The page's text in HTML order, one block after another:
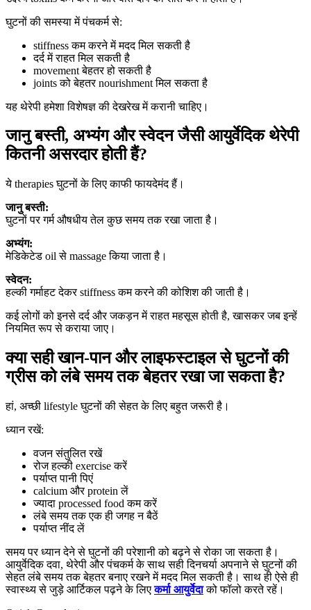
घुटनों की समस्या में पंचकर्म से:
stiffness कम करने में मदद मिल सकती है
दर्द में राहत मिल सकती है
movement बेहतर हो सकती है
joints को बेहतर nourishment मिल सकता है
यह थेरेपी हमेशा विशेषज्ञ की देखरेख में करानी चाहिए।
जानु बस्ती, अभ्यंग और स्वेदन जैसी आयुर्वेदिक थेरेपी
कितनी असरदार होती हैं?
ये therapies घुटनों के लिए काफी फायदेमंद हैं।
जानु बस्ती:
घुटनों पर गर्म औषधीय तेल कुछ समय तक रखा जाता है।
अभ्यंग:
मेडिकेटेड oil से massage किया जाता है।
स्वेदन:
हल्की गर्माहट देकर stiffness कम करने की कोशिश की जाती है।
कई लोगों को इनसे दर्द और जकड़न में राहत महसूस होती है, खासकर जब इन्हें
नियमित रूप से कराया जाए।
क्या सही खान-पान और लाइफस्टाइल से घुटनों की
ग्रीस को लंबे समय तक बेहतर रखा जा सकता है?
हां, अच्छी lifestyle घुटनों की सेहत के लिए बहुत जरूरी है।
ध्यान रखें:
वजन संतुलित रखें
रोज हल्की exercise करें
पर्याप्त पानी पिएं
calcium और protein लें
ज्यादा processed food कम करें
लंबे समय तक एक ही जगह न बैठें
पर्याप्त नींद लें
समय पर ध्यान देने से घुटनों की परेशानी को बढ़ने से रोका जा सकता है।
आयुर्वेदिक दवा, थेरेपी और पंचकर्म के साथ सही दिनचर्या अपनाने से घुटनों की
सेहत लंबे समय तक बेहतर बनाए रखने में मदद मिल सकती है। साथ ही ऐसे ही
स्वास्थ्य से जुड़े आर्टिकल पढ़ने के लिएकर्मा आयुर्वेदाको फॉलो करते रहें।